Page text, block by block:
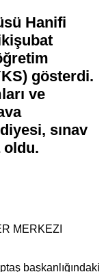
Hanifi
gösterdi.
ve
sınav
oldu.
MERKEZI